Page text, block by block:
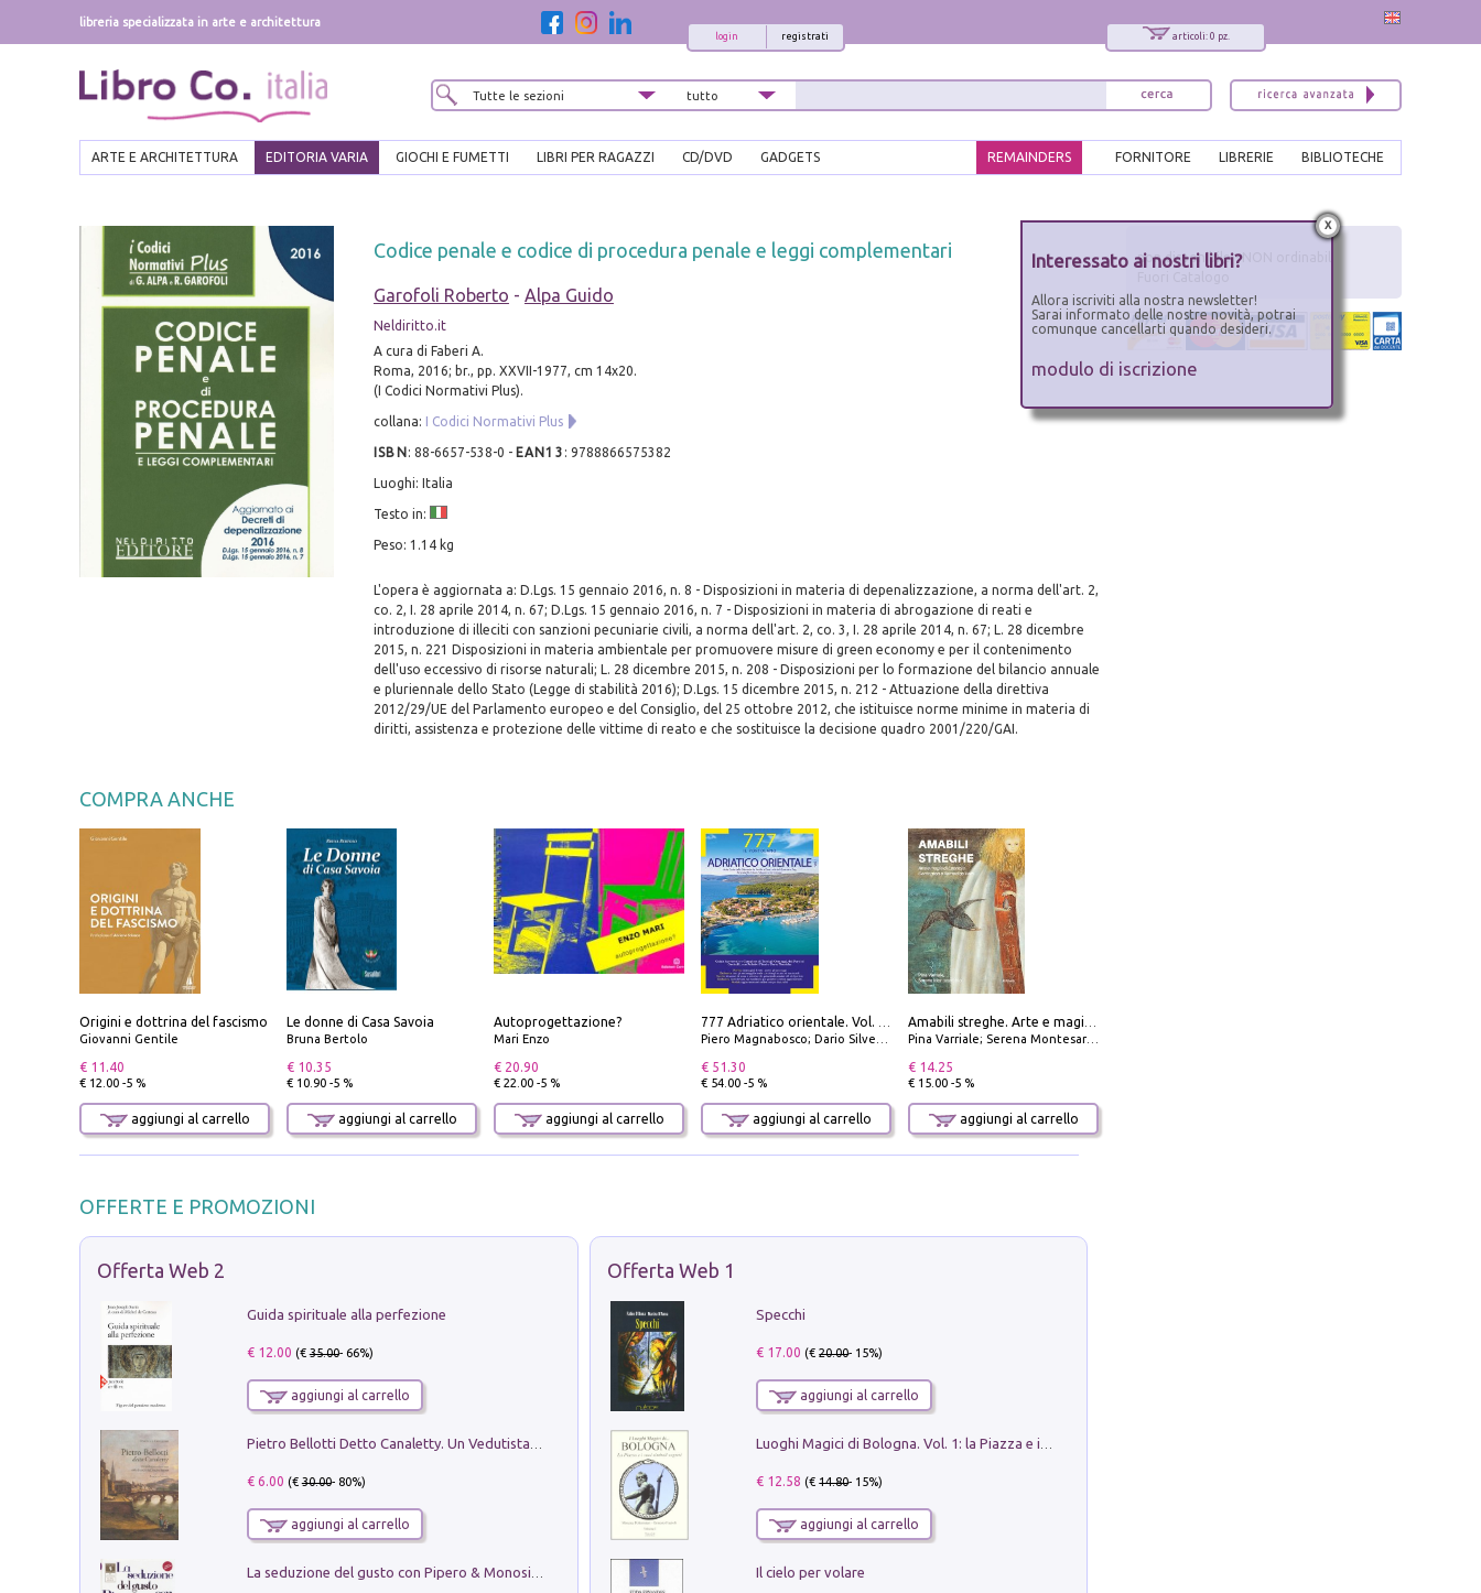
libreria specializzata in arte e architettura
articoli: 0 pz.
registrati
login
ARTE E ARCHITETTURA EDITORIA VARIA GIOCHI E FUMETTI LIBRI PER RAGAZZI CD/DVD GADGETS BIBLIOTECHE
LIBRERIE
FORNITORE
REMAINDERS
Codice penale e codice di procedura penale e leggi complementari
Garofoli Roberto - Alpa Guido
Neldiritto.it
A cura di Faberi A.
Roma, 2016; br., pp. XXVII-1977, cm 14x20.
(I Codici Normativi Plus).
collana: I Codici Normativi Plus
ISBN : 88-6657-538-0 - EAN13 : 9788866575382
Luoghi: Italia
Testo in:
Peso: 1.14 kg
L'opera è aggiornata a: D.Lgs. 15 gennaio 2016, n. 8 - Disposizioni in materia di depenalizzazione, a norma dell'art. 2,
co. 2, I. 28 aprile 2014, n. 67; D.Lgs. 15 gennaio 2016, n. 7 - Disposizioni in materia di abrogazione di reati e
introduzione di illeciti con sanzioni pecuniarie civili, a norma dell'art. 2, co. 3, I. 28 aprile 2014, n. 67; L. 28 dicembre
2015, n. 221 Disposizioni in materia ambientale per promuovere misure di green economy e per il contenimento
dell'uso eccessivo di risorse naturali; L. 28 dicembre 2015, n. 208 - Disposizioni per lo formazione del bilancio annuale
e pluriennale dello Stato (Legge di stabilità 2016); D.Lgs. 15 dicembre 2015, n. 212 - Attuazione della direttiva
2012/29/UE del Parlamento europeo e del Consiglio, del 25 ottobre 2012, che istituisce norme minime in materia di
diritti, assistenza e protezione delle vittime di reato e che sostituisce la decisione quadro 2001/220/GAI.
COMPRA ANCHE
Origini e dottrina del fascismo
Giovanni Gentile
€ 11.40
€ 12.00 -5 %
aggiungi al carrello
Le donne di Casa Savoia
Bruna Bertolo
€ 10.35
€ 10.90 -5 %
aggiungi al carrello
Autoprogettazione?
Mari Enzo
€ 20.90
€ 22.00 -5 %
aggiungi al carrello
Piero Magnabosco; Dario Silvestro; Marco Sbrizzi
€ 51.30
€ 54.00 -5 %
aggiungi al carrello
Pina Varriale; Serena Montesarchio
€ 14.25
€ 15.00 -5 %
aggiungi al carrello
OFFERTE E PROMOZIONI
Offerta Web 2
Guida spirituale alla perfezione
€ 12.00 (€35.00- 66%)
aggiungi al carrello
€ 6.00 (€30.00- 80%)
aggiungi al carrello
Offerta Web 1
Specchi
€ 17.00 (€20.00- 15%)
aggiungi al carrello
€ 12.58 (€14.80- 15%)
aggiungi al carrello
Il cielo per volare
non disponibile - NON ordinabile
x
Interessato ai nostri libri?
Allora iscriviti alla nostra newsletter!
Sarai informato delle nostre novità, potrai
comunque cancellarti quando desideri.
modulo di iscrizione